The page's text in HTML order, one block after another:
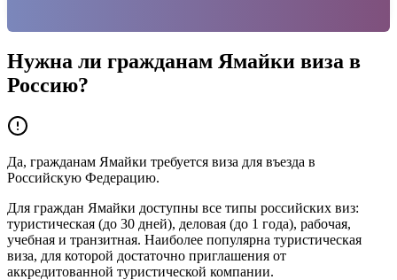
Нужна ли гражданам Ямайки виза в
Россию?
Да, гражданам Ямайки требуется виза для въезда в
Российскую Федерацию.
Для граждан Ямайки доступны все типы российских виз:
туристическая (до 30 дней), деловая (до 1 года), рабочая,
учебная и транзитная. Наиболее популярна туристическая
виза, для которой достаточно приглашения от
аккредитованной туристической компании.